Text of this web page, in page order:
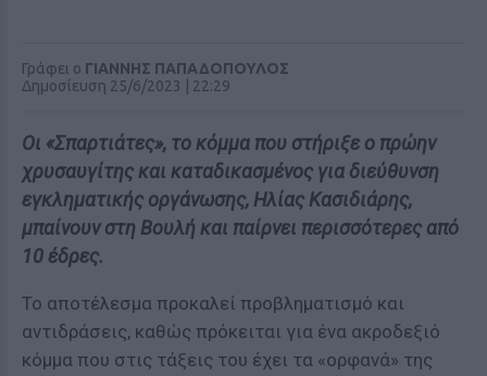
Γράφει ο ΓΙΑΝΝΗΣ ΠΑΠΑΔΟΠΟΥΛΟΣ
Δημοσίευση 25/6/2023 | 22:29
Οι «Σπαρτιάτες», το κόμμα που στήριξε ο πρώην
χρυσαυγίτης και καταδικασμένος για διεύθυνση
εγκληματικής οργάνωσης, Ηλίας Κασιδιάρης,
μπαίνουν στη Βουλή και παίρνει περισσότερες από
10 έδρες.
Το αποτέλεσμα προκαλεί προβληματισμό και
αντιδράσεις, καθώς πρόκειται για ένα ακροδεξιό
κόμμα που στις τάξεις του έχει τα «ορφανά» της